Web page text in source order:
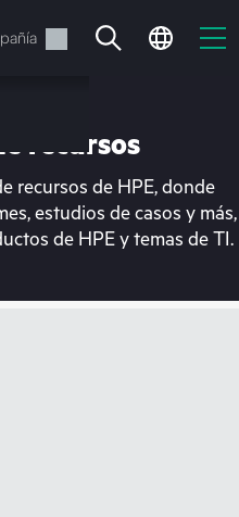
tu
recursos
recursos de HPE, donde
estudios de casos y más,
de HPE y temas de TI.